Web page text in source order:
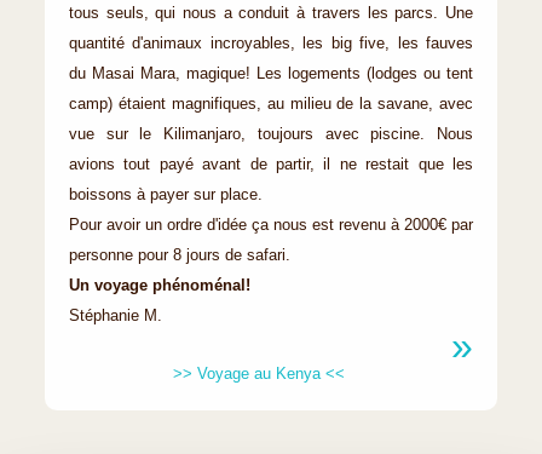
tous seuls, qui nous a conduit à travers les parcs. Une
quantité d'animaux incroyables, les big five, les fauves
du Masai Mara, magique! Les logements (lodges ou tent
camp) étaient magnifiques, au milieu de la savane, avec
vue sur le Kilimanjaro, toujours avec piscine. Nous
avions tout payé avant de partir, il ne restait que les
boissons à payer sur place.
Pour avoir un ordre d'idée ça nous est revenu à 2000€ par
personne pour 8 jours de safari.
Un voyage phénoménal!
Stéphanie M.
>> Voyage au Kenya <<